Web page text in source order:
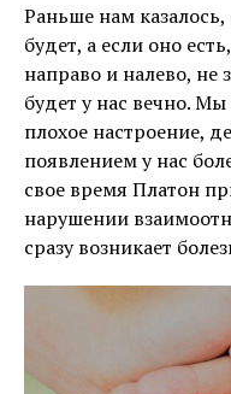
Раньше нам
будет, а если оно
направо и налево, не
будет у нас вечно.
плохое настроение,
появлением у нас
свое время Платон
нарушении
сразу возникает